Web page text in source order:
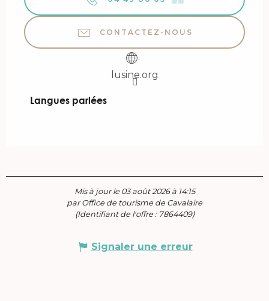
CONTACTEZ-NOUS
lusine.org
Langues parlées
Langues parlées
Mis à jour le 03 août 2026 à 14:15
par Office de tourisme de Cavalaire
(Identifiant de l'offre : 7864409)
Signaler une erreur